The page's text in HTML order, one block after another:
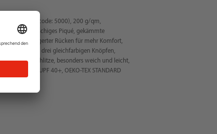
braun (Farbcode: 5000), 200 g/qm,
feinmaschiges Piqué, gekämmte
verlängerter Rücken für mehr Komfort,
mit drei gleichfarbigen Knöpfen,
Seitenschlitze, besonders weich und leicht,
UV-Schutz UPF 40+, OEKO-TEX STANDARD